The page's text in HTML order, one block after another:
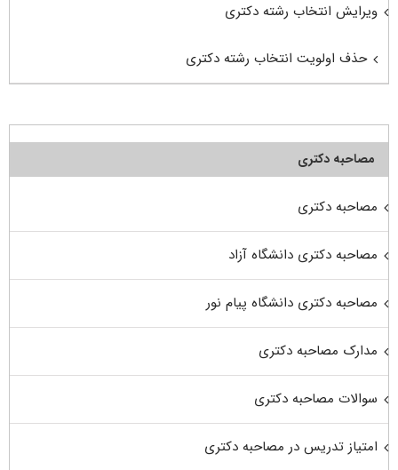
ویرایش انتخاب رشته دکتری
حذف اولویت انتخاب رشته دکتری
مصاحبه دکتری
مصاحبه دکتری
مصاحبه دکتری دانشگاه آزاد
مصاحبه دکتری دانشگاه پیام نور
مدارک مصاحبه دکتری
سوالات مصاحبه دکتری
امتیاز تدریس در مصاحبه دکتری